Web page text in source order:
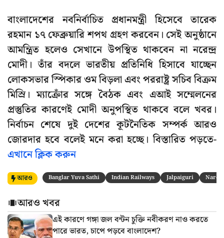
বাংলাদেশের নবনির্বাচিত প্রধানমন্ত্রী হিসেবে তারেক
রহমান ১৭ ফেব্রুয়ারি শপথ গ্রহণ করবেন। সেই অনুষ্ঠানে
আমন্ত্রিত হলেও সেখানে উপস্থিত থাকবেন না নরেন্দ্র
মোদী। তাঁর বদলে ভারতীয় প্রতিনিধি হিসাবে যাচ্ছেন
লোকসভার স্পিকার ওম বিড়লা এবং পররাষ্ট্র সচিব বিক্রম
মিস্রি। ম্যাক্রোঁর সঙ্গে বৈঠক এবং এআই সম্মেলনের
প্রস্তুতির কারণেই মোদী অনুপস্থিত থাকবে বলে খবর।
নির্বাচন শেষে দুই দেশের কূটনৈতিক সম্পর্ক আরও
জোরদার হবে বলেই মনে করা হচ্ছে। বিস্তারিত পড়তে-
এখানে ক্লিক করুন
আরও Banglar Yuva Sathi Indian Railways Jalpaiguri
আরও খবর
এই কারণে গঙ্গা জল বন্টন চুক্তি নবীকরণ নাও করতে
পারে ভারত, চাপে পড়বে বাংলাদেশ?